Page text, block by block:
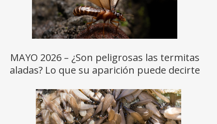
MAYO 2026 – ¿Son peligrosas las termitas
aladas? Lo que su aparición puede decirte